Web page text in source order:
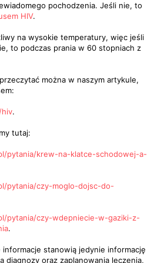
pochodzenia. Jeśli nie, to
HIV.
na wysokie temperatury, więc jeśli
to podczas prania w 60 stopniach z
można w naszym artykule,
.
tutaj:
pytania/krew-na-klatce-schodowej-a-
pytania/czy-moglo-dojsc-do-
pytania/czy-wdepniecie-w-gaziki-z-
.
informacje stanowią jedynie informację
diagnozy oraz zaplanowania leczenia,